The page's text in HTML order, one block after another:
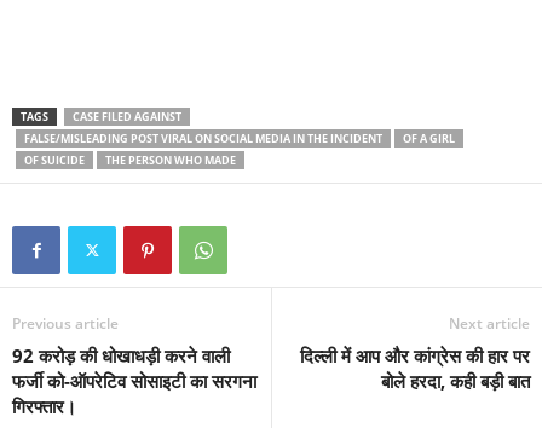
TAGS
CASE FILED AGAINST
FALSE/MISLEADING POST VIRAL ON SOCIAL MEDIA IN THE INCIDENT
OF A GIRL
OF SUICIDE
THE PERSON WHO MADE
Previous article
92 करोड़ की धोखाधड़ी करने वाली
फर्जी को-ऑपरेटिव सोसाइटी का सरगना
गिरफ्तार।
Next article
दिल्ली में आप और कांग्रेस की हार पर
बोले हरदा, कही बड़ी बात